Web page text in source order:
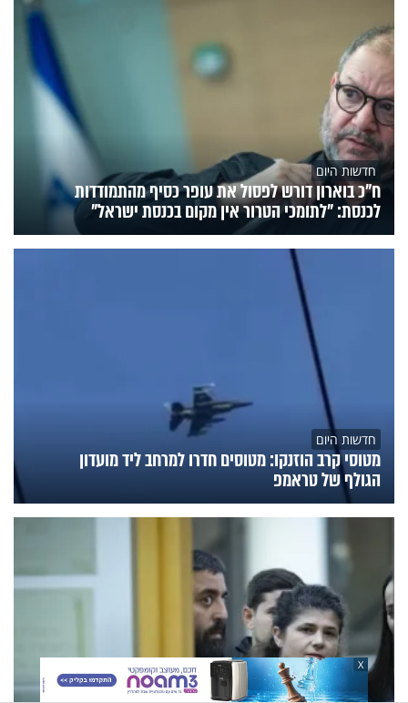
חדשות היום
ח״כ בוארון דורש לפסול את עופר כסיף מהתמודדות
לכנסת: "לתומכי הטרור אין מקום בכנסת ישראל"
חדשות היום
מטוסי קרב הוזנקו: מטוסים חדרו למרחב ליד מועדון
הגולף של טראמפ
X